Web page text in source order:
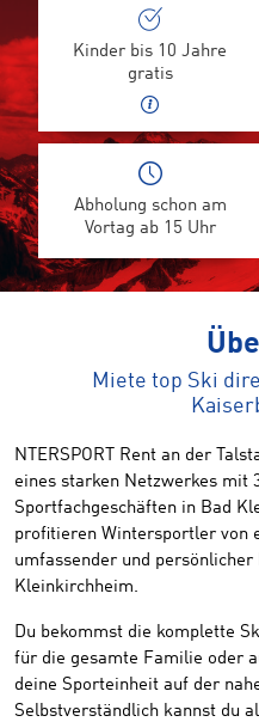
Kinder bis 10 Jahre
gratis
Abholung schon am
Vortag ab 15 Uhr
Miete top Ski
NTERSPORT Rent an der
eines starken Netzwerkes mit
Sportfachgeschäften in Bad
profitieren Wintersportler von
umfassender und
Kleinkirchheim.
Du bekommst die komplette
für die gesamte Familie oder
deine Sporteinheit auf der
Selbstverständlich kannst du